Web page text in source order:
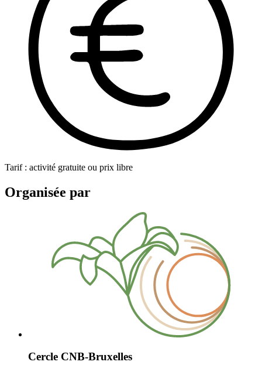
Tarif : activité gratuite ou prix libre
Organisée par
Cercle CNB-Bruxelles